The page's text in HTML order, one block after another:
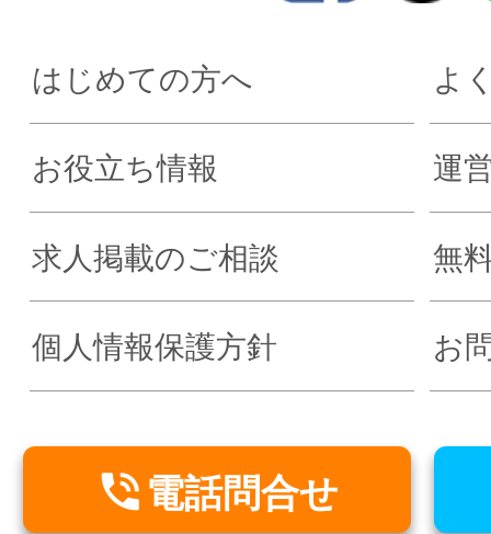
はじめての方へ よ
お役立ち情報 運
求人掲載のご相談 無
個人情報保護方針 お
 電話問合せ